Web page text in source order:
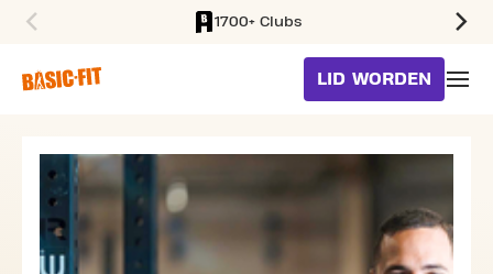
1700+ Clubs
LID WORDEN